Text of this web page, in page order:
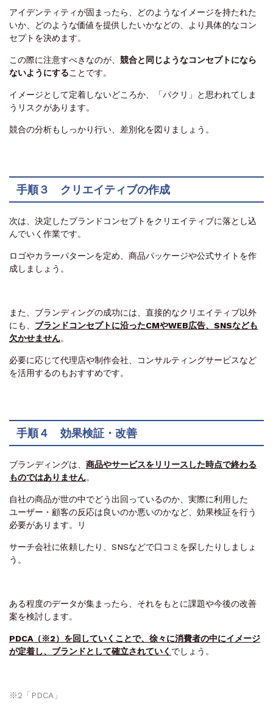
アイデンティティが固まったら、どのようなイメージを持たれた
いか、どのような価値を提供したいかなどの、より具体的なコン
セプトを決めます。
この際に注意すべきなのが、 競合と同じようなコンセプトになら
ないようにすることです。
イメージとして定着しないどころか、「パクリ」と思われてしま
うリスクがあります。
競合の分析もしっかり行い、差別化を図りましょう。
手順３ クリエイティブの作成
次は、決定したブランドコンセプトをクリエイティブに落とし込
んでいく作業です。
ロゴやカラーパターンを定め、商品パッケージや公式サイトを作
成しましょう。
また、ブランディングの成功には、直接的なクリエイティブ以外
にも、 ブランドコンセプトに沿ったCMやWEB広告、SNSなども
欠かせません。
必要に応じて代理店や制作会社、コンサルティングサービスなど
を活用するのもおすすめです。
手順４ 効果検証・改善
ブランディングは、 商品やサービスをリリースした時点で終わる
ものではありません。
自社の商品が世の中でどう出回っているのか、実際に利用した
ユーザー・顧客の反応は良いのか悪いのかなど、効果検証を行う
必要があります。リ
サーチ会社に依頼したり、SNSなどで口コミを探したりしましょ
う。
ある程度のデータが集まったら、それをもとに課題や今後の改善
案を検討します。
PDCA（※2）を回していくことで、徐々に消費者の中にイメージ
が定着し、ブランドとして確立されていく でしょう。
※2「PDCA」